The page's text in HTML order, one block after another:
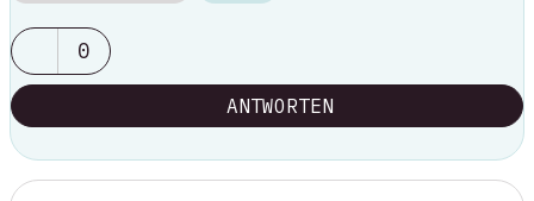
0
ANTWORTEN